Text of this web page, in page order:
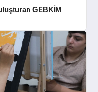
GEBKİM